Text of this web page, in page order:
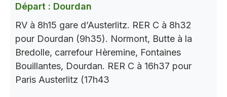
Départ : Dourdan
RV à 8h15 gare d’Austerlitz. RER C à 8h32
pour Dourdan (9h35). Normont, Butte à la
Bredolle, carrefour Hèremine, Fontaines
Bouillantes, Dourdan. RER C à 16h37 pour
Paris Austerlitz (17h43